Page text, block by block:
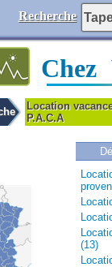
Location
P.A.C.A
(13)
Chez
Recherche